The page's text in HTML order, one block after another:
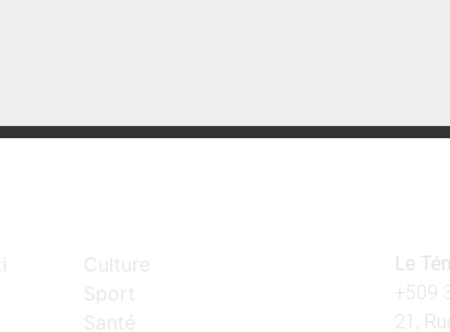
Culture
Sport
Santé
Le
+509
21,